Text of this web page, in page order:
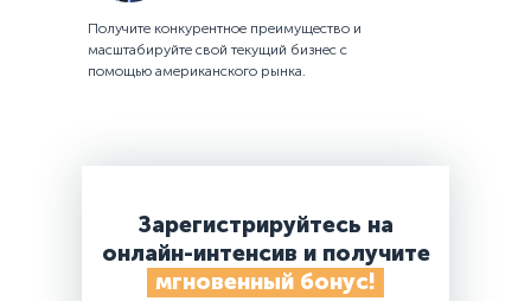
Получите конкурентное преимущество и
масштабируйте свой текущий бизнес с
помощью американского рынка.
Зарегистрируйтесь на
онлайн-интенсив и получите
мгновенный бонус!